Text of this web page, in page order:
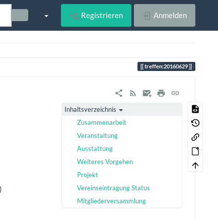
Registrieren Anmelden
treffen:20160629
Inhaltsverzeichnis
Zusammenarbeit
Veranstaltung
Ausstattung
Weiteres Vorgehen
Projekt
Vereinseintragung Status
Mitgliederversammlung